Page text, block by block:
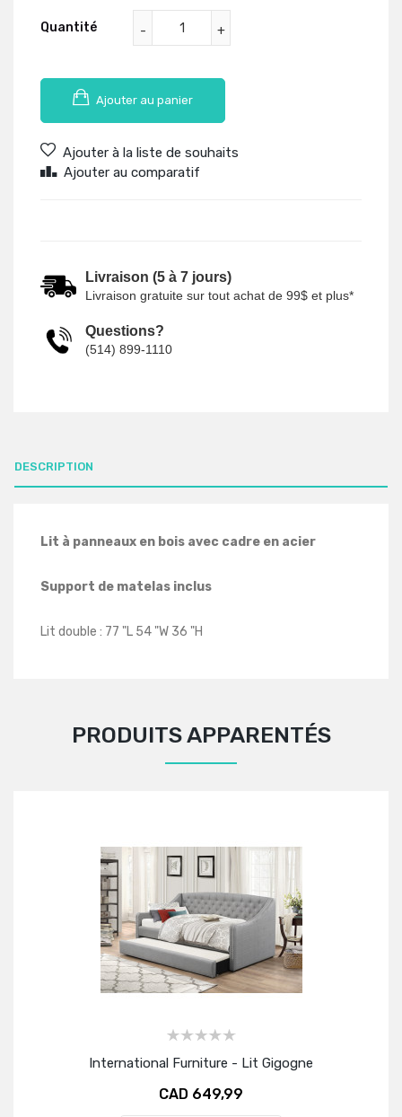
Quantité
Ajouter au panier
Ajouter à la liste de souhaits
Ajouter au comparatif
Livraison (5 à 7 jours)
Livraison gratuite sur tout achat de 99$ et plus*
Questions?
(514) 899-1110
DESCRIPTION
Lit à panneaux en bois avec cadre en acier
Support de matelas inclus
Lit double : 77 "L 54 "W 36 "H
PRODUITS APPARENTÉS
International Furniture - Lit Gigogne
CAD 649,99